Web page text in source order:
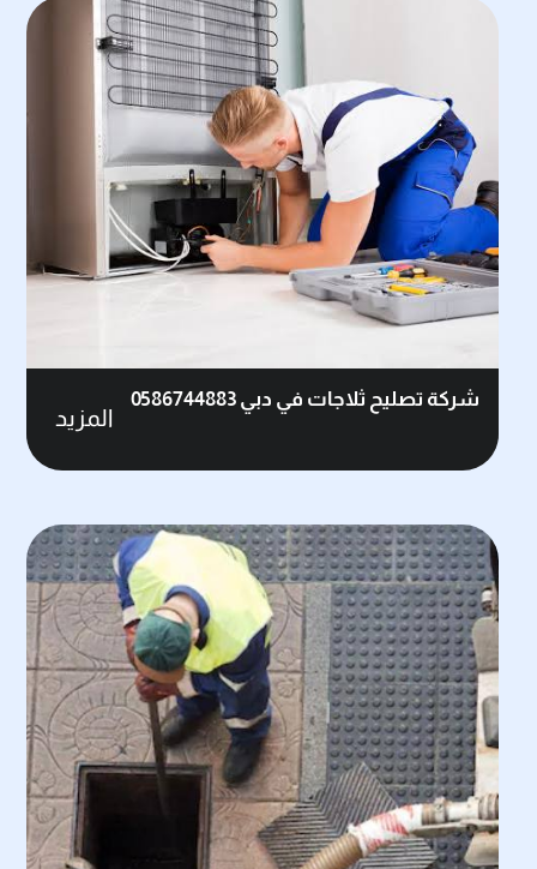
شركة تصليح ثلاجات في دبي 0586744883
المزيد